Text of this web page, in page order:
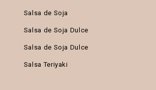
Salsa de Soja
Salsa de Soja Dulce
Salsa de Soja Dulce
Salsa Teriyaki